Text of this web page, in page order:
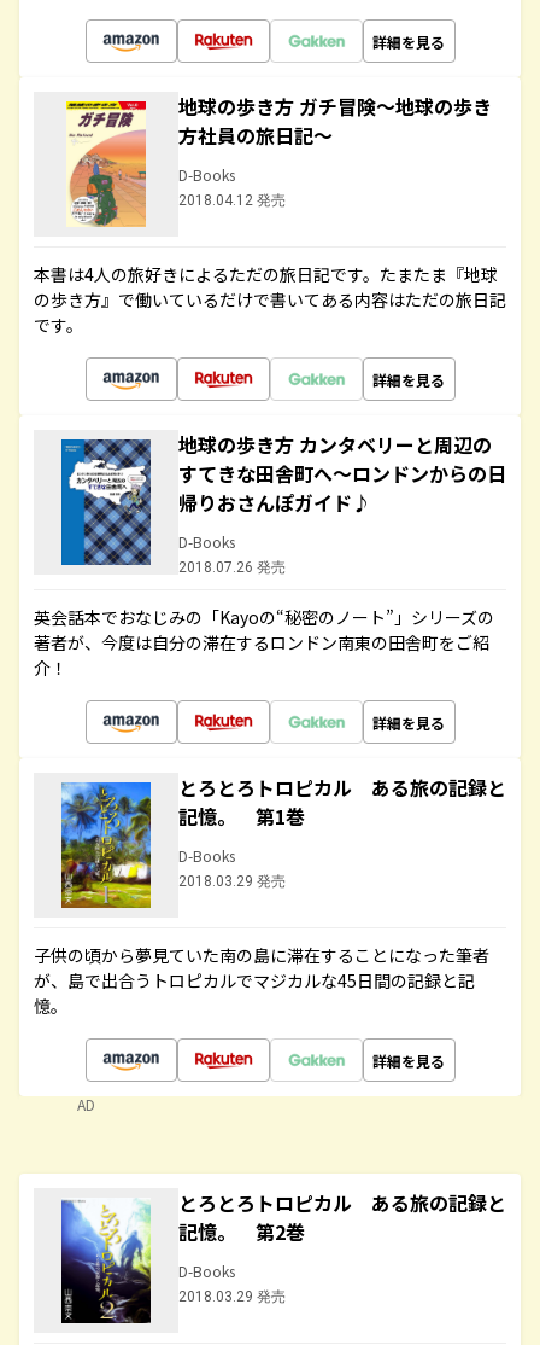
詳細を見る
地球の歩き方 ガチ冒険～地球の歩き
方社員の旅日記～
D-Books
2018.04.12 発売
本書は4人の旅好きによるただの旅日記です。たまたま『地球
の歩き方』で働いているだけで書いてある内容はただの旅日記
です。
詳細を見る
地球の歩き方 カンタベリーと周辺の
すてきな田舎町へ～ロンドンからの日
帰りおさんぽガイド♪
D-Books
2018.07.26 発売
英会話本でおなじみの「Kayoの“秘密のノート”」シリーズの
著者が、今度は自分の滞在するロンドン南東の田舎町をご紹
介！
詳細を見る
とろとろトロピカル ある旅の記録と
記憶。 第1巻
D-Books
2018.03.29 発売
子供の頃から夢見ていた南の島に滞在することになった筆者
が、島で出合うトロピカルでマジカルな45日間の記録と記
憶。
詳細を見る
AD
とろとろトロピカル ある旅の記録と
記憶。 第2巻
D-Books
2018.03.29 発売